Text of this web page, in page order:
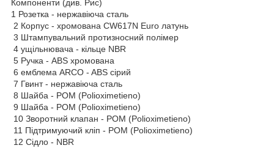
Компоненти (див. Рис)
1 Розетка - нержавіюча сталь
2 Корпус - хромована CW617N Euro латунь
3 Штампувальний протизносний полімер
4 ущільнювача - кільце NBR
5 Ручка - ABS хромована
6 емблема ARCO - ABS сірий
7 Гвинт - нержавіюча сталь
8 Шайба - POM (Polioximetieno)
9 Шайба - POM (Polioximetieno)
10 Зворотний клапан - POM (Polioximetieno)
11 Підтримуючий кліп - POM (Polioximetieno)
12 Сідло - NBR